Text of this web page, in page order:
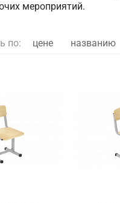
мероприятий.
по: цене названию